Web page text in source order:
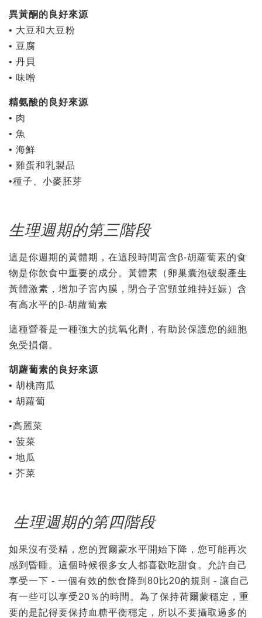
異黃酮 的良好來源
• 大豆和大豆粉
• 豆腐
• 丹貝
• 味噌
精氨酸的良好來源
• 肉
• 魚
• 海鮮
• 雞蛋和乳製品
•種子、小麥胚芽
生理週期的第三階段
這是你週期的黃體期，在這段時間富含β-胡蘿蔔素的食
物是你飲食中重要的成分。黃體素（卵巢囊泡破裂產生
黃體激素，增加子宮內膜，閉合子宮頸並維持妊娠）含
有高水平的β-胡蘿蔔素
這種營養是一種強大的抗氧化劑，有助於保護您的細胞
免受損傷。
胡蘿蔔素的良好來源
• 胡桃南瓜
• 胡蘿蔔
•高麗菜
• 菠菜
• 地瓜
• 芥菜
生理週期的第四階段
如果沒有受精，您的賀爾蒙水平開始下降，您可能再次
感到昏睡。這個時候很多女人都喜歡吃甜食。允許自己
享受一下 - 一個有效的飲食降到80比20的規則 - 讓自己
有一些可以享受20％的時間。為了保持荷爾蒙穩定，重
要的是記得要保持血糖平衡穩定，所以不要攝取過多的